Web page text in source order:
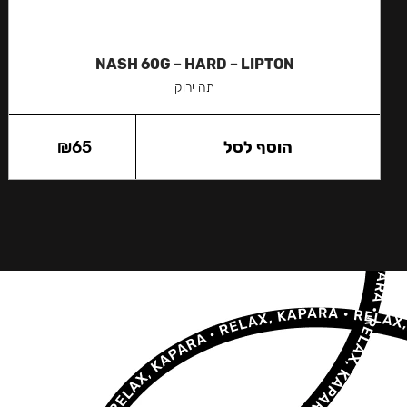
NASH 60G – HARD – LIPTON
תה ירוק
₪65 הוסף לסל